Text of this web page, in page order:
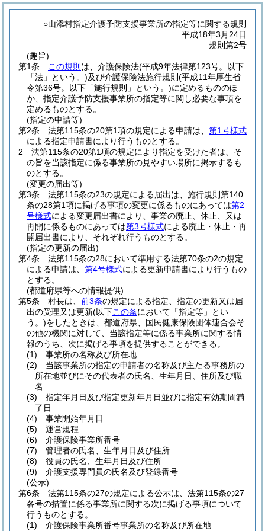
○山添村指定介護予防支援事業所の指定等に関する規則
平成18年3月24日
規則第2号
(趣旨)
第1条
この規則 は、介護保険法(平成9年法律第123号。以下
「法」という。)及び介護保険法施行規則 (平成11年厚生省
令第36号。以下「施行規則」という。)に定めるもののほ
か、指定介護予防支援事業所の指定等に関し必要な事項を
定めるものとする。
(指定の申請等)
第2条
法第115条の20第1項の規定による申請は、 第1号様式
による指定申請書により行うものとする。
2
法第115条の20第1項の規定により指定を受けた者は、そ
の旨を当該指定に係る事業所の見やすい場所に掲示するも
のとする。
(変更の届出等)
第3条
法第115条の23の規定による届出は、施行規則第140
条の28第1項に掲げる事項の変更に係るものにあっては第2
号様式による変更届出書により、事業の廃止、休止、又は
再開に係るものにあっては第3号様式による廃止・休止・再
開届出書により、それぞれ行うものとする。
(指定の更新の届出)
第4条
法第115条の28において準用する法第70条の2の規定
による申請は、 第4号様式による更新申請書により行うもの
とする。
(都道府県等への情報提供)
第5条
村長は、 前3条の規定による指定、指定の更新又は届
出の受理又は更新(以下この条において「指定等」とい
う。)をしたときは、都道府県、国民健康保険団体連合会そ
の他の機関に対して、当該指定等に係る事業所に関する情
報のうち、次に掲げる事項を提供することができる。
(1)
事業所の名称及び所在地
(2)
当該事業所の指定の申請者の名称及び主たる事務所の
所在地並びにその代表者の氏名、生年月日、住所及び職
名
(3)
指定年月日及び指定更新年月日並びに指定有効期間満
了日
(4)
事業開始年月日
(5)
運営規程
(6)
介護保険事業所番号
(7)
管理者の氏名、生年月日及び住所
(8)
役員の氏名、生年月日及び住所
(9)
介護支援専門員の氏名及び登録番号
(公示)
第6条
法第115条の27の規定による公示は、法第115条の27
各号の措置に係る事業所に関する次に掲げる事項について
行うものとする。
(1)
介護保険事業所番号事業所の名称及び所在地